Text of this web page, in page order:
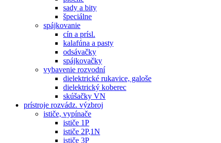
sady a bity
špeciálne
spájkovanie
cín a prísl.
kalafúna a pasty
odsávačky
spájkovačky
vybavenie rozvodní
dielektrické rukavice, galoše
dielektrický koberec
skúšačky VN
prístroje rozvádz. výzbroj
ističe, vypínače
ističe 1P
ističe 2P,1N
ističe 3P